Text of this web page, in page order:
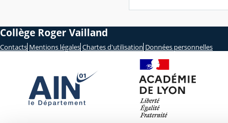
Collège Roger Vailland
Contacts Mentions légales Chartes d'utilisation Données personnelles